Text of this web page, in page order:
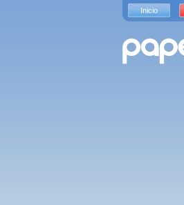
Inicio